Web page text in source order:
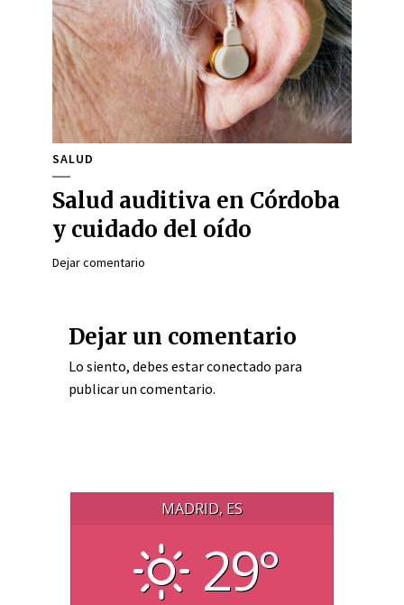
SALUD
Salud auditiva en Córdoba
y cuidado del oído
Dejar comentario
Dejar un comentario
Lo siento, debes estarconectado para
publicar un comentario.
MADRID, ES
29°